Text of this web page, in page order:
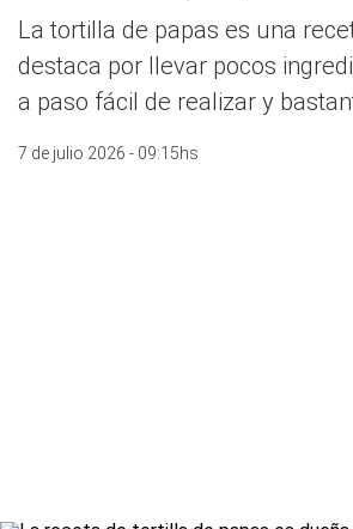
La tortilla de papas es una
destaca por llevar pocos
a paso fácil de realizar y
7 de julio 2026 - 09:15hs